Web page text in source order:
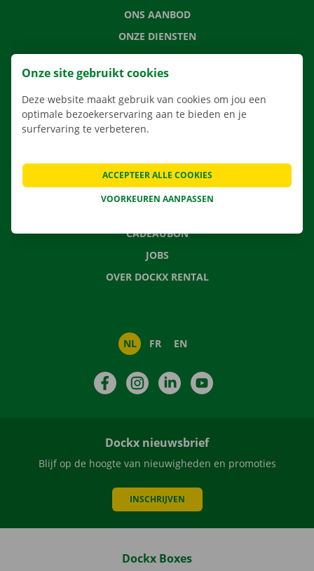
ONS AANBOD
ONZE DIENSTEN
LOCATIES
APP
VERHUISOPLOSSINGEN
CONTACTEER ONS
VEELGESTELDE VRAGEN
CADEAUBON
JOBS
OVER DOCKX RENTAL
NL FR EN
FacebookInstagramLinkedIn
Dockx nieuwsbrief
Blijf op de hoogte van nieuwigheden en promoties
INSCHRIJVEN
Dockx Boxes
Onze site gebruikt cookies
Deze website maakt gebruik van cookies om jou een
optimale bezoekerservaring aan te bieden en je
surfervaring te verbeteren.
VOORKEUREN AANPASSEN
ACCEPTEER ALLE COOKIES